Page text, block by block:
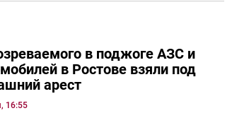
в поджоге АЗС и
в Ростове взяли под
арест
16:55